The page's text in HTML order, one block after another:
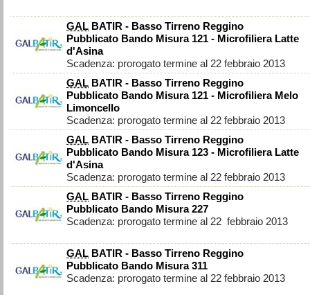
GAL BATIR - Basso Tirreno Reggino
Pubblicato Bando Misura 121 - Microfiliera Latte
d'Asina
Scadenza: prorogato termine al 22 febbraio 2013
GAL BATIR - Basso Tirreno Reggino
Pubblicato Bando Misura 121 - Microfiliera Melo
Limoncello
Scadenza: prorogato termine al 22 febbraio 2013
GAL BATIR - Basso Tirreno Reggino
Pubblicato Bando Misura 123 - Microfiliera Latte
d'Asina
Scadenza: prorogato termine al 22 febbraio 2013
GAL BATIR - Basso Tirreno Reggino
Pubblicato Bando Misura 227
Scadenza: prorogato termine al 22 febbraio 2013
GAL BATIR - Basso Tirreno Reggino
Pubblicato Bando Misura 311
Scadenza: prorogato termine al 22 febbraio 2013